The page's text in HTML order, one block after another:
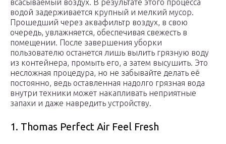
всасываемый воздух. В результате этого процесса
водой задерживается крупный и мелкий мусор.
Прошедший через аквафильтр воздух, в свою
очередь, увлажняется, обеспечивая свежесть в
помещении. После завершения уборки
пользователю останется лишь вылить грязную воду
из контейнера, промыть его, а затем высушить. Это
несложная процедура, но не забывайте делать её
постоянно, ведь оставленная надолго грязная вода
внутри техники может накапливать неприятные
запахи и даже навредить устройству.
1. Thomas Perfect Air Feel Fresh